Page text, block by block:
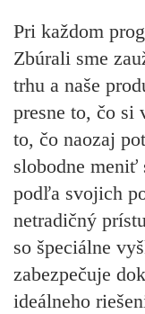
Pri každom
Zbúrali sme
trhu a naše
presne to, čo si
to, čo naozaj
slobodne
podľa svojich
netradičný
so špeciálne
zabezpečuje
ideálneho